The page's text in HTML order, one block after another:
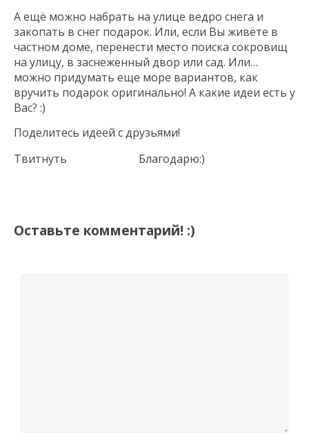
А ещё можно набрать на улице ведро снега и
закопать в снег подарок. Или, если Вы живёте в
частном доме, перенести место поиска сокровищ
на улицу, в заснеженный двор или сад. Или…
можно придумать еще море вариантов, как
вручить подарок оригинально! А какие идеи есть у
Вас? :)
Поделитесь идеей с друзьями!
Твитнуть
Благодарю:)
Оставьте комментарий! :)